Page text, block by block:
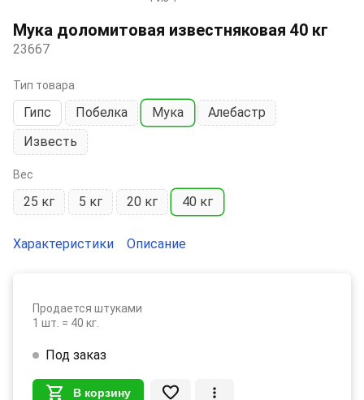
1
of
1
Мука доломитовая известняковая 40 кг
23667
Тип товара
Гипс Побелка Мука
Алебастр
Известь
Вес
25 кг 5 кг 20 кг 40 кг
Характеристики Описание
Продается штуками
1 шт. = 40 кг.
Под заказ
В корзину